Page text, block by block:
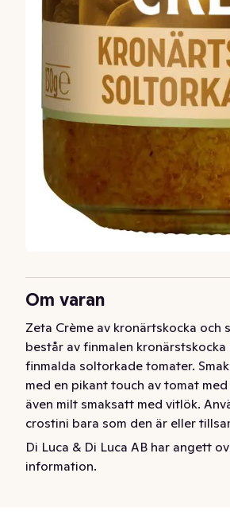
Om varan
Zeta Crème av kronärtskocka och
består av finmalen
finmalda soltorkade tomater.
med en pikant touch av tomat
även milt smaksatt med vitlök.
crostini bara som den är eller
eller milda charkuterier som till
crudo. Den är också god att
Di Luca & Di Luca AB har angett
information.